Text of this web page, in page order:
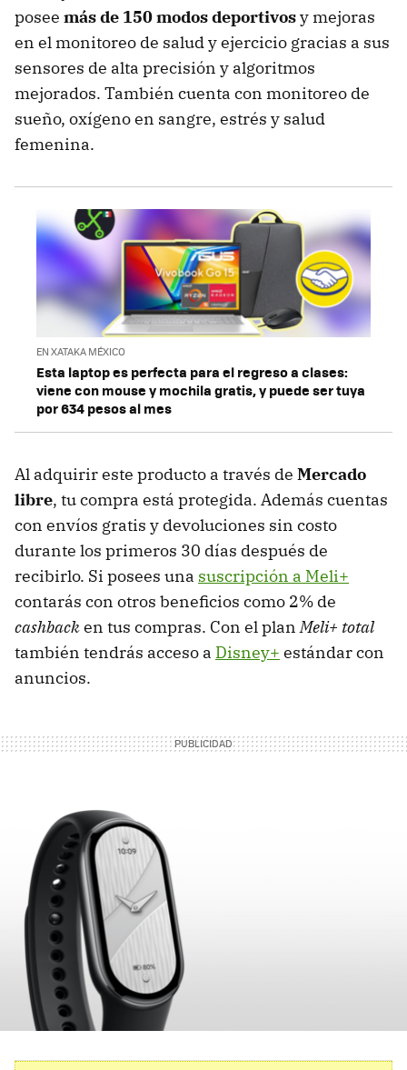
posee más de 150 modos deportivosy mejoras
en el monitoreo de salud y ejercicio gracias a sus
sensores de alta precisión y algoritmos
mejorados. También cuenta con monitoreo de
sueño, oxígeno en sangre, estrés y salud
femenina.
EN XATAKA MÉXICO
Esta laptop es perfecta para el regreso a clases:
viene con mouse y mochila gratis, y puede ser tuya
por 634 pesos al mes
Al adquirir este producto a través de Mercado
libre, tu compra está protegida. Además cuentas
con envíos gratis y devoluciones sin costo
durante los primeros 30 días después de
recibirlo. Si posees una suscripción a Meli+
contarás con otros beneficios como 2% de
cashbacken tus compras. Con el planMeli+ total
también tendrás acceso a Disney+ estándar con
anuncios.